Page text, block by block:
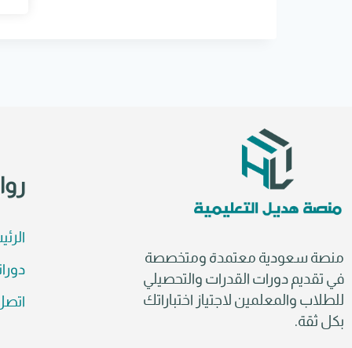
:
منصة سعودية معتمدة ومتخصصة
في تقديم دورات القدرات والتحصيلي
للطلاب والمعلمين لاجتياز اختباراتك
بكل ثقة.